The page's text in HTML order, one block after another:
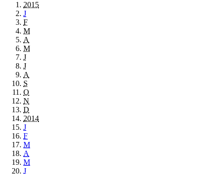
2015
J
F
M
A
M
J
J
A
S
O
N
D
2014
J
F
M
A
M
J